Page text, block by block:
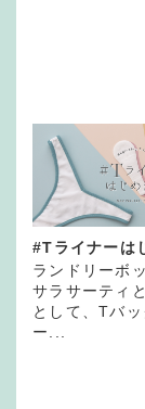
#Tライナーは
ランドリーボ
サラサーティ
として、Tバ
ー...